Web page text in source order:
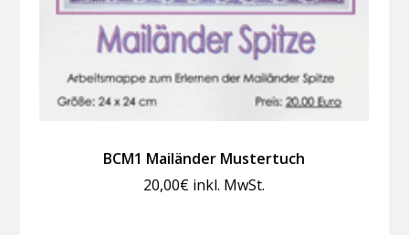
BCM1 Mailänder Mustertuch
20,00€ inkl. MwSt.